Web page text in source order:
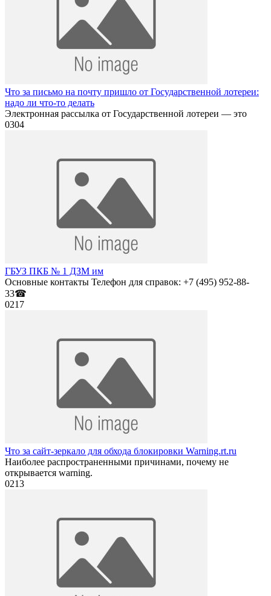
Что за письмо на почту пришло от Государственной лотереи:
надо ли что-то делать
Электронная рассылка от Государственной лотереи — это
0304
ГБУЗ ПКБ № 1 ДЗМ им
Основные контакты Телефон для справок: +7 (495) 952-88-
33☎
0217
Что за сайт-зеркало для обхода блокировки Warning.rt.ru
Наиболее распространенными причинами, почему не
открывается warning.
0213